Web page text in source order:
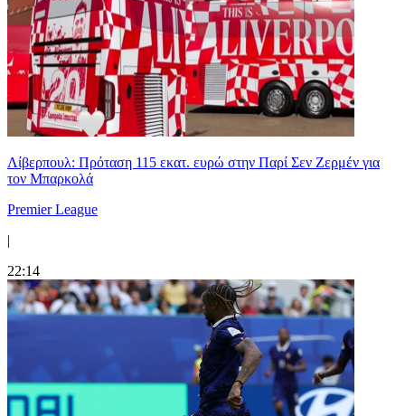
Λίβερπουλ: Πρόταση 115 εκατ. ευρώ στην Παρί Σεν Ζερμέν για
τον Μπαρκολά
Premier League
|
22:14